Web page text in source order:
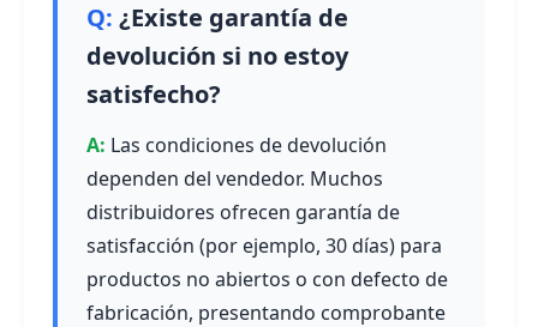
¿Existe garantía de
devolución si no estoy
satisfecho?
Las condiciones de devolución
dependen del vendedor. Muchos
distribuidores ofrecen garantía de
satisfacción (por ejemplo, 30 días) para
productos no abiertos o con defecto de
fabricación, presentando comprobante